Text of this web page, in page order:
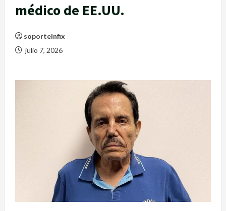
médico de EE.UU.
soporteinfix
julio 7, 2026